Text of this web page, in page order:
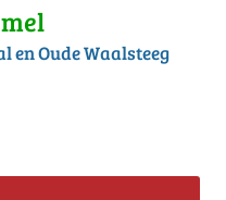
en Oude Waalsteeg